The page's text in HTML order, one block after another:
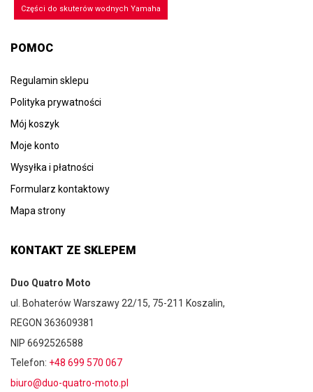
Części do skuterów wodnych Yamaha
POMOC
Regulamin sklepu
Polityka prywatności
Mój koszyk
Moje konto
Wysyłka i płatności
Formularz kontaktowy
Mapa strony
KONTAKT ZE SKLEPEM
Duo Quatro Moto
ul. Bohaterów Warszawy 22/15, 75-211 Koszalin,
REGON 363609381
NIP 6692526588
Telefon: +48 699 570 067
biuro@duo-quatro-moto.pl